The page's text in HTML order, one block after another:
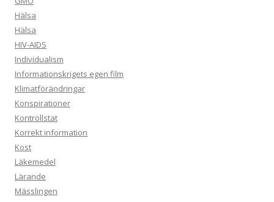
Hälsa
Hälsa
HIV-AIDS
Individualism
Informationskrigets egen film
Klimatförändringar
Konspirationer
Kontrollstat
Korrekt information
Kost
Läkemedel
Lärande
Mässlingen